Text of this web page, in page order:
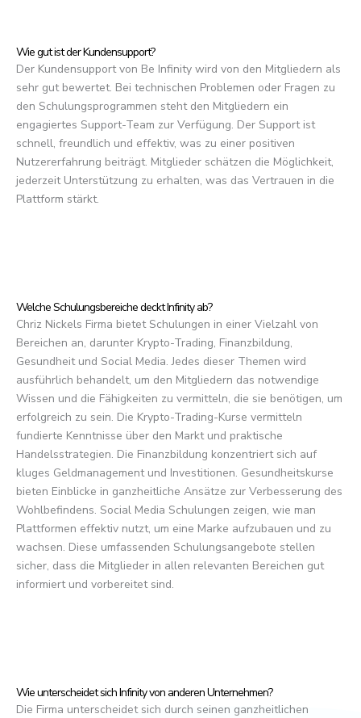
Wie gut ist der Kundensupport?
Der Kundensupport von Be Infinity wird von den Mitgliedern als
sehr gut bewertet. Bei technischen Problemen oder Fragen zu
den Schulungsprogrammen steht den Mitgliedern ein
engagiertes Support-Team zur Verfügung. Der Support ist
schnell, freundlich und effektiv, was zu einer positiven
Nutzererfahrung beiträgt. Mitglieder schätzen die Möglichkeit,
jederzeit Unterstützung zu erhalten, was das Vertrauen in die
Plattform stärkt.
Welche Schulungsbereiche deckt Infinity ab?
Chriz Nickels Firma bietet Schulungen in einer Vielzahl von
Bereichen an, darunter Krypto-Trading, Finanzbildung,
Gesundheit und Social Media. Jedes dieser Themen wird
ausführlich behandelt, um den Mitgliedern das notwendige
Wissen und die Fähigkeiten zu vermitteln, die sie benötigen, um
erfolgreich zu sein. Die Krypto-Trading-Kurse vermitteln
fundierte Kenntnisse über den Markt und praktische
Handelsstrategien. Die Finanzbildung konzentriert sich auf
kluges Geldmanagement und Investitionen. Gesundheitskurse
bieten Einblicke in ganzheitliche Ansätze zur Verbesserung des
Wohlbefindens. Social Media Schulungen zeigen, wie man
Plattformen effektiv nutzt, um eine Marke aufzubauen und zu
wachsen. Diese umfassenden Schulungsangebote stellen
sicher, dass die Mitglieder in allen relevanten Bereichen gut
informiert und vorbereitet sind.
Wie unterscheidet sich Infinity von anderen Unternehmen?
Die Firma unterscheidet sich durch seinen ganzheitlichen